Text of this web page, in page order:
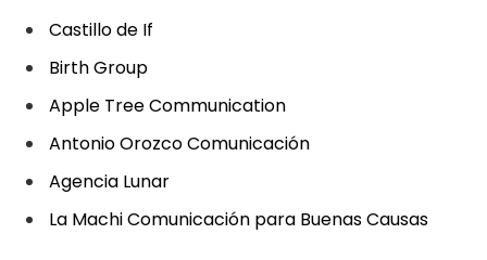
Castillo de If
Birth Group
Apple Tree Communication
Antonio Orozco Comunicación
Agencia Lunar
La Machi Comunicación para Buenas Causas